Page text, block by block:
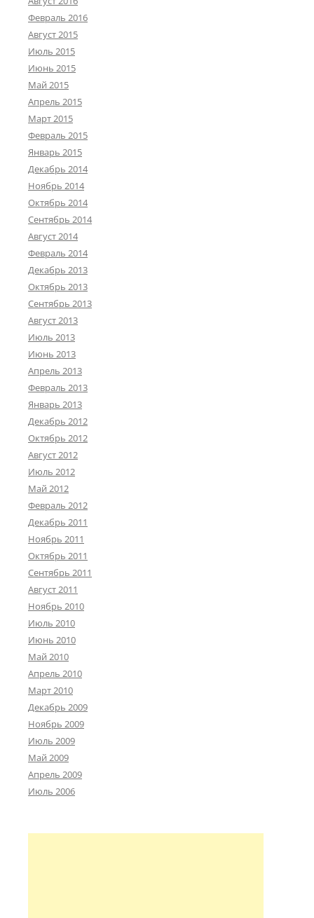
Февраль 2016
Август 2015
Июль 2015
Июнь 2015
Май 2015
Апрель 2015
Март 2015
Февраль 2015
Январь 2015
Декабрь 2014
Ноябрь 2014
Октябрь 2014
Сентябрь 2014
Август 2014
Февраль 2014
Декабрь 2013
Октябрь 2013
Сентябрь 2013
Август 2013
Июль 2013
Июнь 2013
Апрель 2013
Февраль 2013
Январь 2013
Декабрь 2012
Октябрь 2012
Август 2012
Июль 2012
Май 2012
Февраль 2012
Декабрь 2011
Ноябрь 2011
Октябрь 2011
Сентябрь 2011
Август 2011
Ноябрь 2010
Июль 2010
Июнь 2010
Май 2010
Апрель 2010
Март 2010
Декабрь 2009
Ноябрь 2009
Июль 2009
Май 2009
Апрель 2009
Июль 2006